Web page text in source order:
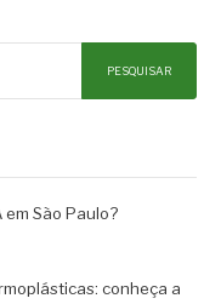
PESQUISAR
São Paulo?
conheça a